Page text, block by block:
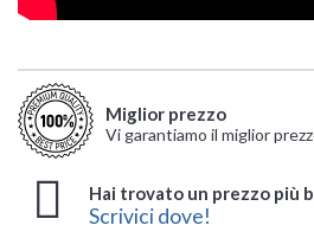
Miglior prezzo
Vi garantiamo il miglior
Hai trovato un prezzo più
Scrivici dove!